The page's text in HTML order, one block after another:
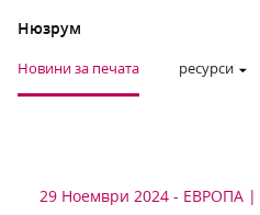
Нюзрум
Новини за печата ресурси
29 Ноември 2024 - ЕВРОПА